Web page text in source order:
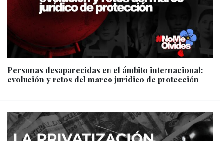
Personas desaparecidas en el ámbito internacional:
evolución y retos del marco jurídico de protección